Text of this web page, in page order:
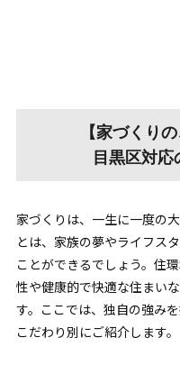
【家づくり
目黒区対応
家づくりは、一生に一度の
とは、家族の夢やライフス
ことができるでしょう。住
性や健康的で快適な住まい
す。ここでは、独自の強み
こだわり別にご紹介します。